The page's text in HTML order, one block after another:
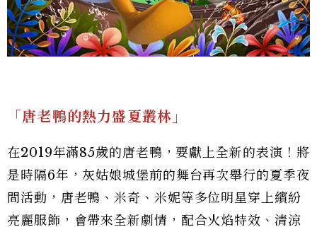
「唐老鴨的熱力盛夏叢林」
在2019年滿85歲的唐老鴨，要獻上全新的表演！將
是時隔6年，灰姑娘城堡前的舞台再次舉行的夏季夜
間活動，唐老鴨、米奇、米妮等多位明星穿上繽紛
亮麗服飾，會帶來全新劇情，配合火焰特效、清涼